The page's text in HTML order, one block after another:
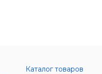
Каталог товаров